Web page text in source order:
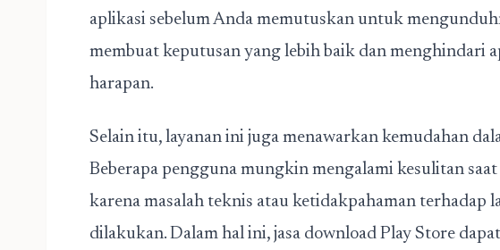
aplikasi sebelum Anda memutuskan untuk
membuat keputusan yang lebih baik dan menghindari
harapan.
Selain itu, layanan ini juga menawarkan kemudahan
Beberapa pengguna mungkin mengalami kesulitan
karena masalah teknis atau ketidakpahaman terhadap
dilakukan. Dalam hal ini, jasa download Play Store